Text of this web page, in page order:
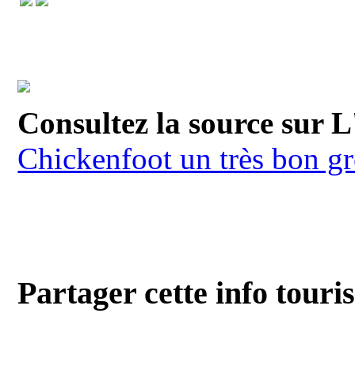
Consultez la source sur
Chickenfoot un très bon
Partager cette info